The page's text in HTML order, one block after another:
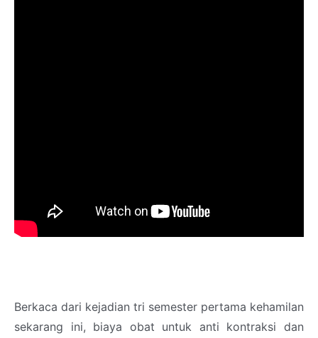
Berkaca dari kejadian tri semester pertama kehamilan
sekarang ini, biaya obat untuk anti kontraksi dan